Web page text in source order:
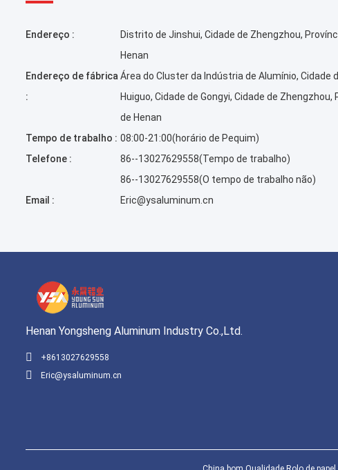
Endereço :
Distrito de Jinshui, Cidade de Zhengzhou,
Henan
Endereço de fábrica
:
Área do Cluster da Indústria de Alumínio, Cidade
Huiguo, Cidade de Gongyi, Cidade de Zhengzhou,
de Henan
Tempo de trabalho : 08:00-21:00(horário de Pequim)
Telefone :
86--13027629558(Tempo de trabalho)
86--13027629558(O tempo de trabalho não)
Email :
Eric@ysaluminum.cn
Henan Yongsheng Aluminum Industry Co.,Ltd.
+8613027629558
Eric@ysaluminum.cn